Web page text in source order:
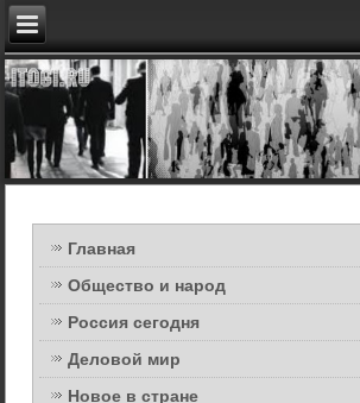
Главная
Общество и народ
Россия сегодня
Деловой мир
Новое в стране